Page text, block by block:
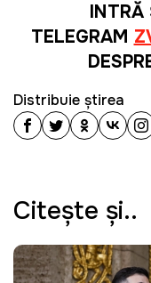
INTRĂ
TELEGRAM
Distribuie știrea
Citeşte şi..